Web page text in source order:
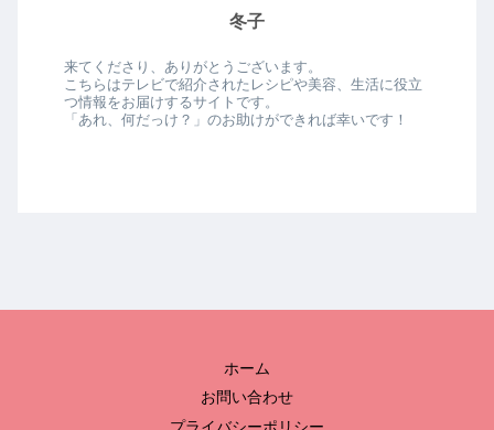
冬子
来てくださり、ありがとうございます。
こちらはテレビで紹介されたレシピや美容、生活に役立
つ情報をお届けするサイトです。
「あれ、何だっけ？」のお助けができれば幸いです！
ホーム
お問い合わせ
プライバシーポリシー